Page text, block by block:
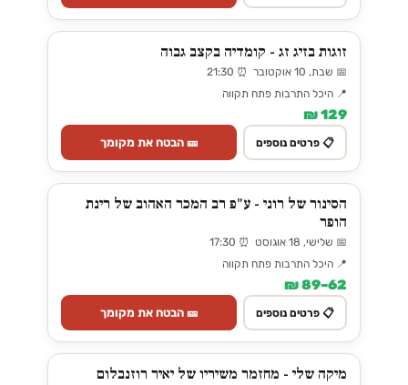
זוגות בזיג זג - קומדיה בקצב גבוה
📅 שבת, 10 אוקטובר ⏰ 21:30
📍 היכל התרבות פתח תקווה
129 ₪
📋 פרטים נוספים 🎫 הבטח את מקומך
הסינור של רוני - ע"פ רב המכר האהוב של רינת
הופר
📅 שלישי, 18 אוגוסט ⏰ 17:30
📍 היכל התרבות פתח תקווה
62–89 ₪
📋 פרטים נוספים 🎫 הבטח את מקומך
מיקה שלי - מחזמר משיריו של יאיר רוזנבלום